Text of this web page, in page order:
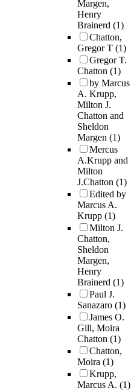
Margen,
Henry
Brainerd (1)
Chatton,
Gregor T (1)
Gregor T.
Chatton (1)
by Marcus
A. Krupp,
Milton J.
Chatton and
Sheldon
Margen (1)
Mercus
A.Krupp and
Milton
J.Chatton (1)
Edited by
Marcus A.
Krupp (1)
Milton J.
Chatton,
Sheldon
Margen,
Henry
Brainerd (1)
Paul J.
Sanazaro (1)
James O.
Gill, Moira
Chatton (1)
Chatton,
Moira (1)
Krupp,
Marcus A. (1)